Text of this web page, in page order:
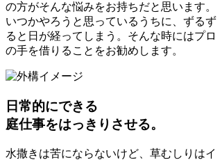
の方がそんな悩みをお持ちだと思います。
いつかやろうと思っているうちに、ずるず
ると日が経ってしまう。そんな時にはプロ
の手を借りることをお勧めします。
日常的にできる
庭仕事をはっきりさせる。
水撒きは苦にならないけど、草むしりはイ